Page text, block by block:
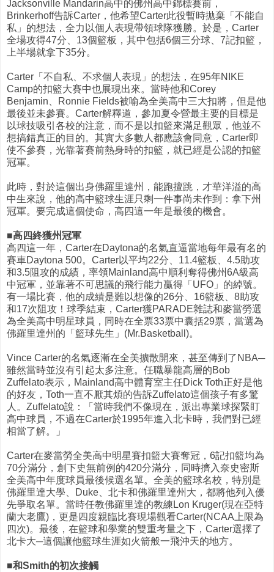
Jacksonville Mandarin高中的佛州高中錦標賽前，
Brinkerhoff告訴Carter，他希望Carter此役暫時拋棄「不能自
私」的想法，全力以個人表現帶領球隊獲勝。於是，Carter
全場攻得47分、13個籃板，其中包括6個三分球、7記扣籃，
上半場就拿下35分。
Carter「不自私、不求個人表現」的想法，在95年NIKE
Camp的扣籃大賽中也展現出來。當時他和Corey
Benjamin、Ronnie Fields被喻為全美高中三大扣將，但是他
最後並未參賽。Carter解釋道，參加夏令營最主要的目標是
以球技吸引各校的注意，而不是以扣籃來滿足觀眾，他並不
想搞錯真正的目的。其實大多數人都應該會同意，Carter即
使不參賽，光靠著賽前熱身時的扣籃，就已經是公認的扣籃
冠軍。
此時，對於這個出身佛羅里達州，能跑擅跳，才華洋溢的高
中生來說，他的高中籃球生涯只剩一件事尚未作到：拿下州
冠軍。要完成這個使命，高四這一年是最後的機會。
■高四終獲州冠軍
高四這一年，Carter在Daytona的名氣直逼當地每年最有名的
賽車Daytona 500。Carter以平均22分、11.4籃板、4.5助攻
和3.5阻攻的成績，率領Mainland高中順利奪得佛州6A級高
中冠軍，並靠著不可思議的飛行能力贏得「UFO」的綽號。
有一場比賽，他的成績是難以想像的26分、16籃板、8助攻
和17次阻攻！球季結束，Carter獲PARADE雜誌和麥當勞選
為全美高中明星球員，同時在全票33票中囊括29票，當選為
佛羅里達州的「籃球先生」(Mr.Basketball)。
Vince Carter的名氣逐漸在全美擴散開來，甚至傳到了NBA─
雖然當時並沒有引起太多注意。任職暴龍高層的Bob
Zuffelato表示，Mainland高中體育室主任Dick Toth正好是他
的好友，Toth一直不厭其煩的告訴Zuffelato這個孩子有多驚
人。Zuffelato說：「當時我們不像現在，派出專業球探緊盯
高中球員，不過在Carter於1995年進入北卡時，我們對已經
相當了解。」
Carter在麥當勞全美高中明星賽扣籃大賽奪冠，6記扣籃均為
70分滿分，創下史無前例的420分滿分，同時擠入奈史密斯
全美高中年度球員最後候選名單。全美的籃球名校，特別是
佛羅里達大學、Duke、北卡和佛羅里達州大，都將他列入優
先爭取名單。當時任教佛羅里達的教練Lon Kruger(現在亞特
蘭大老鷹)，更是四度親臨比賽現場觀看Carter(NCAA上限為
四次)。最後，在籃球和學業的雙重考量之下，Carter選擇了
北卡大─這個讓他籃球生涯如火箭般一飛沖天的地方。
■和Smith的初次接觸